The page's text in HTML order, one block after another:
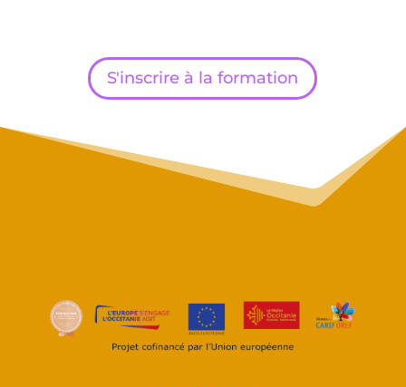
S'inscrire à la formation